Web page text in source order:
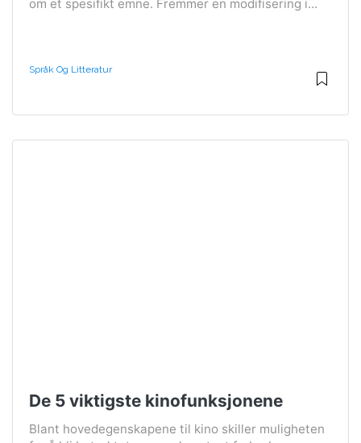
om et spesifikt emne. Fremmer en modifisering i...
Språk Og Litteratur
De 5 viktigste kinofunksjonene
Blant hovedegenskapene til kino skiller muligheten